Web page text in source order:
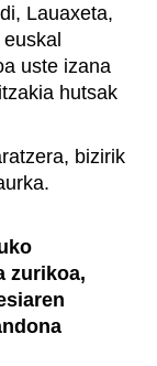
Lauaxeta,
uste izana
hutsak
bizirik
zurikoa,